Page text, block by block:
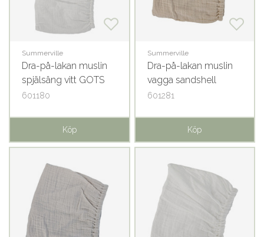
Summerville
Dra-på-lakan muslin
spjälsäng vitt GOTS
601180
Köp
Summerville
Dra-på-lakan muslin
vagga sandshell
GOTS
601281
Köp